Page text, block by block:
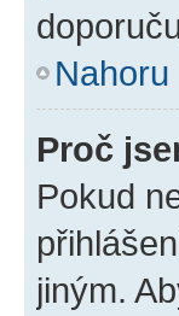
Nahoru
Proč
Pokud
jiným.